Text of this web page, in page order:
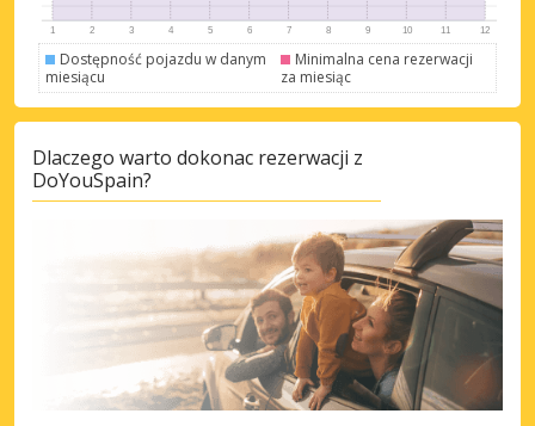
Najlepsze oszczędności
Uzyskaj dostęp do ekskluzywnych ofert
partnerów
Zaloguj się przez eLink
Dostępność pojazdu w danym
miesiącu
Minimalna cena rezerwacji
za miesiąc
Dlaczego warto dokonac rezerwacji z
DoYouSpain?